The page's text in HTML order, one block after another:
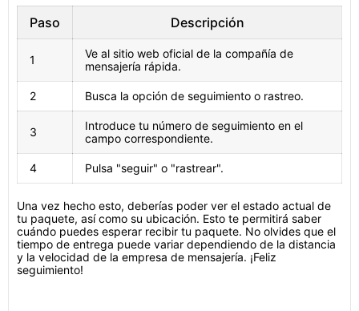
Paso Descripción
1
Ve al sitio web oficial de la compañía de
mensajería rápida.
2 Busca la opción de seguimiento o rastreo.
3
Introduce tu número de seguimiento en el
campo correspondiente.
4 Pulsa "seguir" o "rastrear".
Una vez hecho esto, deberías poder ver el estado actual de
tu paquete, así como su ubicación. Esto te permitirá saber
cuándo puedes esperar recibir tu paquete. No olvides que el
tiempo de entrega puede variar dependiendo de la distancia
y la velocidad de la empresa de mensajería. ¡Feliz
seguimiento!